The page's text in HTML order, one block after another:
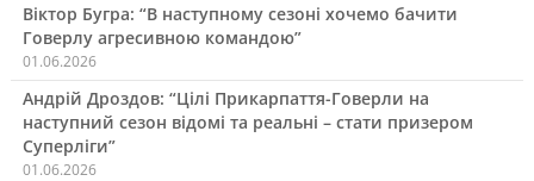
Віктор Бугра: “В наступному сезоні хочемо бачити
Говерлу агресивною командою”
01.06.2026
Андрій Дроздов: “Цілі Прикарпаття-Говерли на
наступний сезон відомі та реальні – стати призером
Суперліги”
01.06.2026